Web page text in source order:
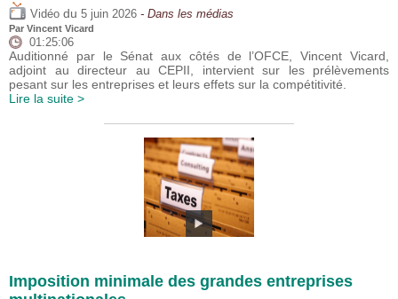
Vidéo du 5 juin 2026 - Dans les médias
Par Vincent Vicard
01:25:06
Auditionné par le Sénat aux côtés de l’OFCE, Vincent Vicard,
adjoint au directeur au CEPII, intervient sur les prélèvements
pesant sur les entreprises et leurs effets sur la compétitivité.
Lire la suite >
Imposition minimale des grandes entreprises